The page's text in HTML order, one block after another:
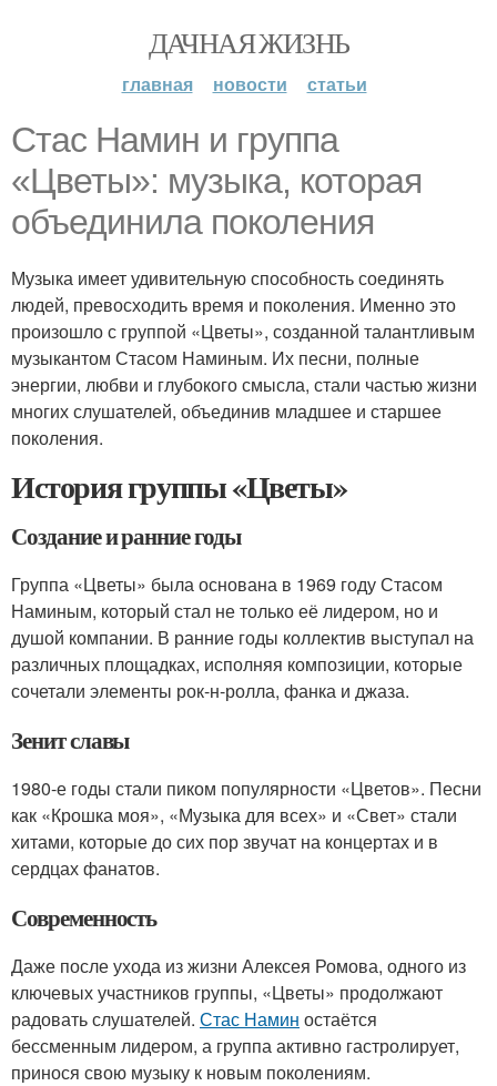
ДАЧНАЯ ЖИЗНЬ
главная новости статьи
Стас Намин и группа
«Цветы»: музыка, которая
объединила поколения
Музыка имеет удивительную способность соединять
людей, превосходить время и поколения. Именно это
произошло с группой «Цветы», созданной талантливым
музыкантом Стасом Наминым. Их песни, полные
энергии, любви и глубокого смысла, стали частью жизни
многих слушателей, объединив младшее и старшее
поколения.
История группы «Цветы»
Создание и ранние годы
Группа «Цветы» была основана в 1969 году Стасом
Наминым, который стал не только её лидером, но и
душой компании. В ранние годы коллектив выступал на
различных площадках, исполняя композиции, которые
сочетали элементы рок-н-ролла, фанка и джаза.
Зенит славы
1980-е годы стали пиком популярности «Цветов». Песни
как «Крошка моя», «Музыка для всех» и «Свет» стали
хитами, которые до сих пор звучат на концертах и в
сердцах фанатов.
Современность
Даже после ухода из жизни Алексея Ромова, одного из
ключевых участников группы, «Цветы» продолжают
радовать слушателей. Стас Намин остаётся
бессменным лидером, а группа активно гастролирует,
принося свою музыку к новым поколениям.